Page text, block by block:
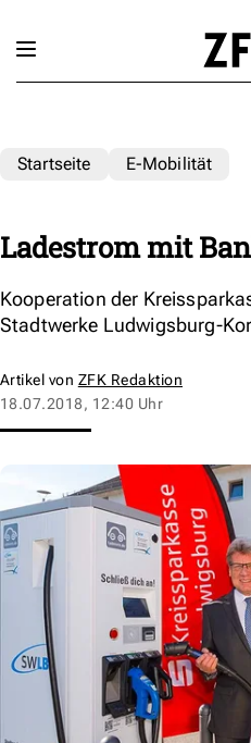
Startseite E-Mobilität
Ladestrom mit
Kooperation der
Stadtwerke Ludwigsburg-
Artikel von ZFK Redaktion
18.07.2018, 12:40 Uhr